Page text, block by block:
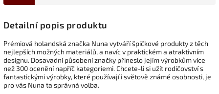
Detailní popis produktu
Prémiová holandská značka Nuna vytváří špičkové produkty z těch
nejlepších možných materiálů, a navíc v praktickém a atraktivním
designu. Dosavadní působení značky přineslo jejím výrobkům více
než 300 ocenění napříč kategoriemi. Chcete-li si užít rodičovství s
fantastickými výrobky, které používají i světově známé osobnosti, je
pro vás Nuna ta správná volba.